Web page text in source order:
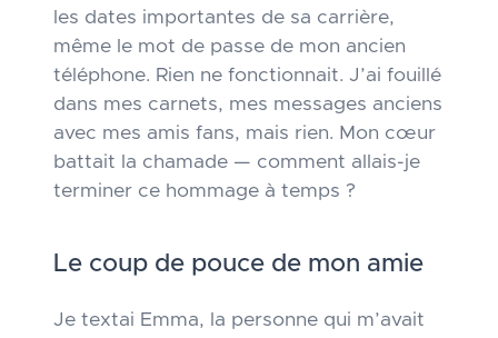
les dates importantes de sa carrière,
même le mot de passe de mon ancien
téléphone. Rien ne fonctionnait. J’ai fouillé
dans mes carnets, mes messages anciens
avec mes amis fans, mais rien. Mon cœur
battait la chamade — comment allais-je
terminer ce hommage à temps ?
Le coup de pouce de mon amie
Je textai Emma, la personne qui m’avait